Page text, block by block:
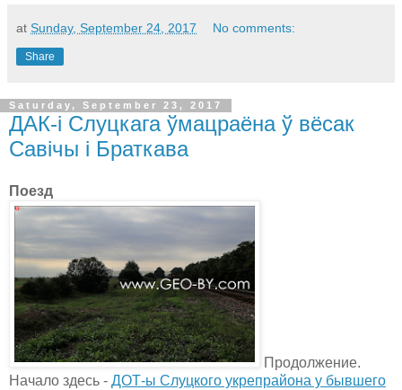
at Sunday, September 24, 2017 No comments:
Share
Saturday, September 23, 2017
ДАК-i Слуцкага ўмацраёна ў вёсак
Савічы і Браткава
Поезд
Продолжение.
Начало здесь - ДОТ-ы Слуцкого укрепрайона у бывшего